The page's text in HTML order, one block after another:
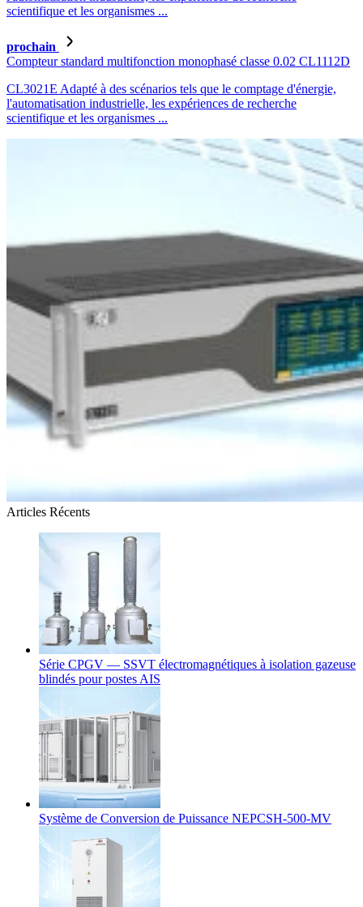
scientifique et les organismes ...
prochain
Compteur standard multifonction monophasé classe 0.02 CL1112D
CL3021E Adapté à des scénarios tels que le comptage d'énergie,
l'automatisation industrielle, les expériences de recherche
scientifique et les organismes ...
Articles Récents
Série CPGV — SSVT électromagnétiques à isolation gazeuse
blindés pour postes AIS
Système de Conversion de Puissance NEPCSH-500-MV